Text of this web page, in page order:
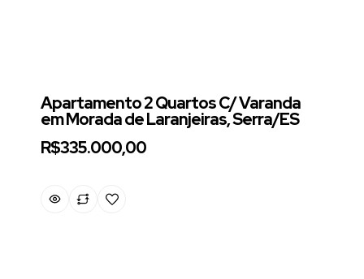
Apartamento 2 Quartos C/ Varanda
em Morada de Laranjeiras, Serra/ES
R$335.000,00